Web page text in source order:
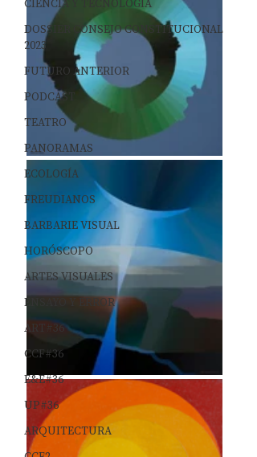
CIENCIA Y TECNOLOGÍA
DOSSIER CONSEJO CONSTITUCIONAL
2023
FUTURO ANTERIOR
PODCAST
TEATRO
PANORAMAS
ECOLOGÍA
FREUDIANOS
BARBARIE VISUAL
HORÓSCOPO
ARTES VISUALES
ENSAYO Y ERROR
ART#36
CCF#36
E&E#36
UP#36
ARQUITECTURA